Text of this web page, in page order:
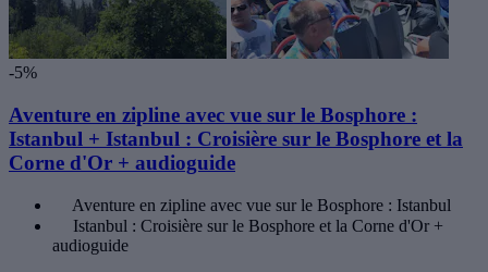
-5%
Aventure en zipline avec vue sur le Bosphore :
Istanbul + Istanbul : Croisière sur le Bosphore et la
Corne d'Or + audioguide
Aventure en zipline avec vue sur le Bosphore : Istanbul
Istanbul : Croisière sur le Bosphore et la Corne d'Or +
audioguide